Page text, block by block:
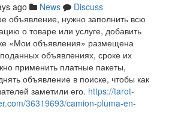
ago News
Discuss
объявление, нужно заполнить всю
о товаре или услуге, добавить
«Мои объявления» размещена
объявлениях, сроке их
применить платные пакеты,
объявление в поиске, чтобы как
заметили его. https://tarot-
36319693/camion-pluma-en-